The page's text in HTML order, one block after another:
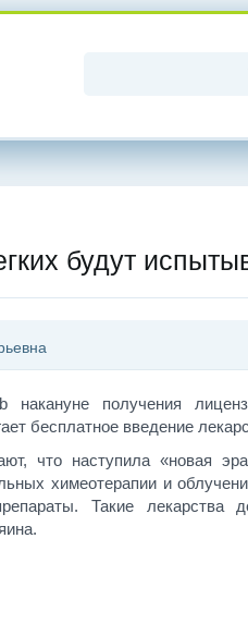
будут
накануне получения
бесплатное введение
что наступила «новая
химеотерапии и
Такие лекарства